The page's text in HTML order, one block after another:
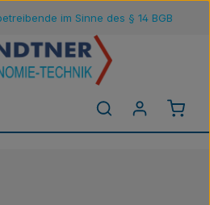
im Sinne des § 14 BGB